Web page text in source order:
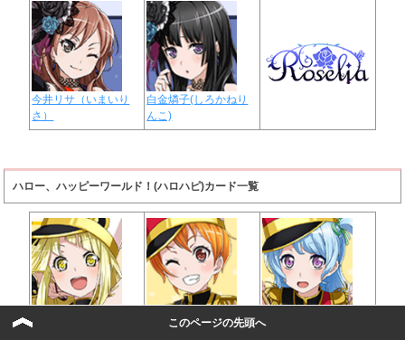
今井リサ（いまいり
さ）
白金燐子(しろかねり
んこ)
ハロー、ハッピーワールド！(ハロハピ)カード一覧
北沢はぐみ(きたざわ
このページの先頭へ